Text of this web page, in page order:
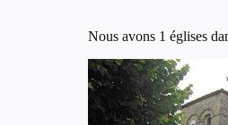
Nous avons 1 églises